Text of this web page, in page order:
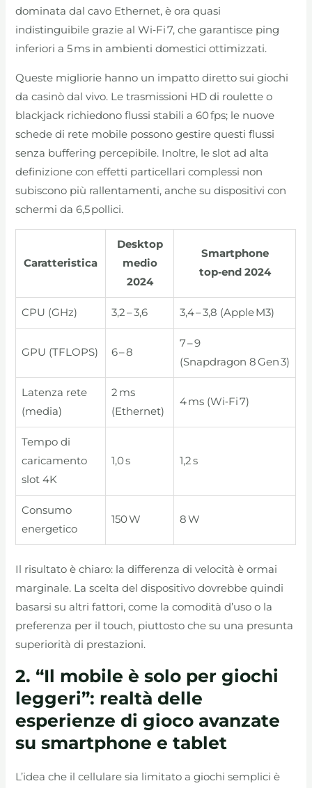
dominata dal cavo Ethernet, è ora quasi
indistinguibile grazie al Wi‑Fi 7, che garantisce ping
inferiori a 5 ms in ambienti domestici ottimizzati.
Queste migliorie hanno un impatto diretto sui giochi
da casinò dal vivo. Le trasmissioni HD di roulette o
blackjack richiedono flussi stabili a 60 fps; le nuove
schede di rete mobile possono gestire questi flussi
senza buffering percepibile. Inoltre, le slot ad alta
definizione con effetti particellari complessi non
subiscono più rallentamenti, anche su dispositivi con
schermi da 6,5 pollici.
Caratteristica
Desktop
medio
2024
Smartphone
top‑end 2024
CPU (GHz) 3,2 – 3,6 3,4 – 3,8 (Apple M3)
GPU (TFLOPS) 6 – 8
7 – 9
(Snapdragon 8 Gen 3)
Latenza rete
(media)
2 ms
(Ethernet)
4 ms (Wi‑Fi 7)
Tempo di
caricamento
slot 4K
1,0 s 1,2 s
Consumo
energetico
150 W 8 W
Il risultato è chiaro: la differenza di velocità è ormai
marginale. La scelta del dispositivo dovrebbe quindi
basarsi su altri fattori, come la comodità d’uso o la
preferenza per il touch, piuttosto che su una presunta
superiorità di prestazioni.
2. “Il mobile è solo per giochi
leggeri”: realtà delle
esperienze di gioco avanzate
su smartphone e tablet
L’idea che il cellulare sia limitato a giochi semplici è